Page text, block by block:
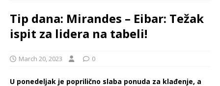
Tip dana: Mirandes – Eibar: Težak
ispit za lidera na tabeli!
March 20, 2023 0
U ponedeljak je poprilično slaba ponuda za klađenje, a